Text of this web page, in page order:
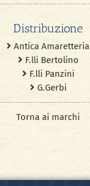
Distribuzione
Antica Amaretteria
F.lli Bertolino
F.lli Panzini
G.Gerbi
Torna ai marchi